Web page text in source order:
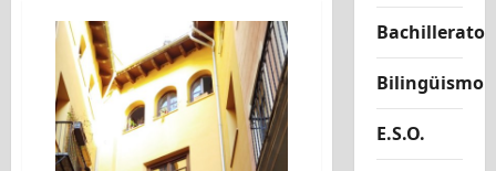
Bachillerato
Bilingüismo
E.S.O.